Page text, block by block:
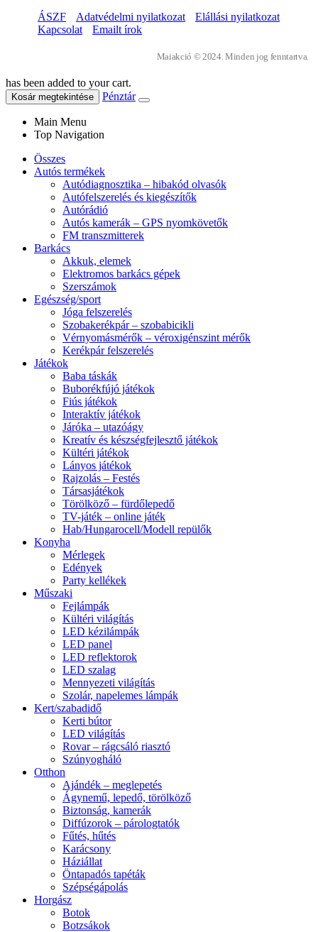
ÁSZF
Adatvédelmi nyilatkozat
Elállási nyilatkozat
Kapcsolat
Emailt írok
Maiakció © 2024. Minden jog fenntartva.
has been added to your cart.
Kosár megtekintése Pénztár
Main Menu
Top Navigation
Összes
Autós termékek
Autódiagnosztika – hibakód olvasók
Autófelszerelés és kiegészítők
Autórádió
Autós kamerák – GPS nyomkövetők
FM transzmitterek
Barkács
Akkuk, elemek
Elektromos barkács gépek
Szerszámok
Egészség/sport
Jóga felszerelés
Szobakerékpár – szobabicikli
Vérnyomásmérők – véroxigénszint mérők
Kerékpár felszerelés
Játékok
Baba táskák
Buborékfújó játékok
Fiús játékok
Interaktív játékok
Járóka – utazóágy
Kreatív és készségfejlesztő játékok
Kültéri játékok
Lányos játékok
Rajzolás – Festés
Társasjátékok
Törölköző – fürdőlepedő
TV-játék – online játék
Hab/Hungarocell/Modell repülők
Konyha
Mérlegek
Edények
Party kellékek
Műszaki
Fejlámpák
Kültéri világítás
LED kézilámpák
LED panel
LED reflektorok
LED szalag
Mennyezeti világítás
Szolár, napelemes lámpák
Kert/szabadidő
Kerti bútor
LED világítás
Rovar – rágcsáló riasztó
Szúnyogháló
Otthon
Ajándék – meglepetés
Ágynemű, lepedő, törölköző
Biztonság, kamerák
Diffúzorok – párologtatók
Fűtés, hűtés
Karácsony
Háziállat
Öntapadós tapéták
Szépségápolás
Horgász
Botok
Botzsákok